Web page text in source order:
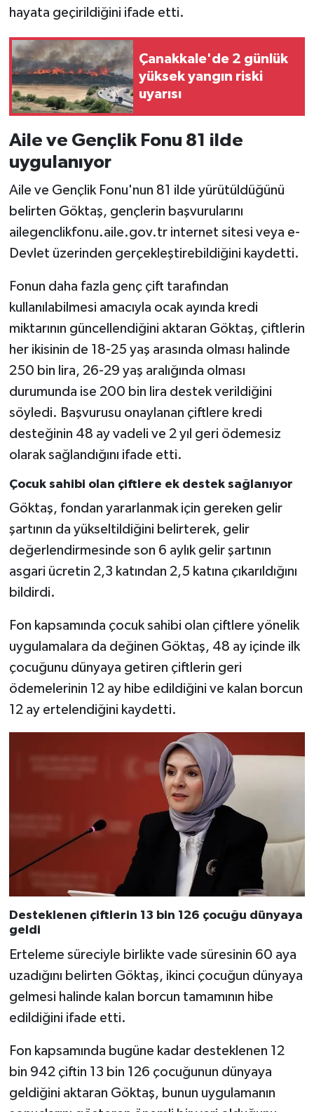
hayata geçirildiğini ifade etti.
Çanakkale'de 2 günlük
yüksek yangın riski
uyarısı
Aile ve Gençlik Fonu 81 ilde
uygulanıyor
Aile ve Gençlik Fonu'nun 81 ilde yürütüldüğünü
belirten Göktaş, gençlerin başvurularını
ailegenclikfonu.aile.gov.tr internet sitesi veya e-
Devlet üzerinden gerçekleştirebildiğini kaydetti.
Fonun daha fazla genç çift tarafından
kullanılabilmesi amacıyla ocak ayında kredi
miktarının güncellendiğini aktaran Göktaş, çiftlerin
her ikisinin de 18-25 yaş arasında olması halinde
250 bin lira, 26-29 yaş aralığında olması
durumunda ise 200 bin lira destek verildiğini
söyledi. Başvurusu onaylanan çiftlere kredi
desteğinin 48 ay vadeli ve 2 yıl geri ödemesiz
olarak sağlandığını ifade etti.
Çocuk sahibi olan çiftlere ek destek sağlanıyor
Göktaş, fondan yararlanmak için gereken gelir
şartının da yükseltildiğini belirterek, gelir
değerlendirmesinde son 6 aylık gelir şartının
asgari ücretin 2,3 katından 2,5 katına çıkarıldığını
bildirdi.
Fon kapsamında çocuk sahibi olan çiftlere yönelik
uygulamalara da değinen Göktaş, 48 ay içinde ilk
çocuğunu dünyaya getiren çiftlerin geri
ödemelerinin 12 ay hibe edildiğini ve kalan borcun
12 ay ertelendiğini kaydetti.
Desteklenen çiftlerin 13 bin 126 çocuğu dünyaya
geldi
Erteleme süreciyle birlikte vade süresinin 60 aya
uzadığını belirten Göktaş, ikinci çocuğun dünyaya
gelmesi halinde kalan borcun tamamının hibe
edildiğini ifade etti.
Fon kapsamında bugüne kadar desteklenen 12
bin 942 çiftin 13 bin 126 çocuğunun dünyaya
geldiğini aktaran Göktaş, bunun uygulamanın